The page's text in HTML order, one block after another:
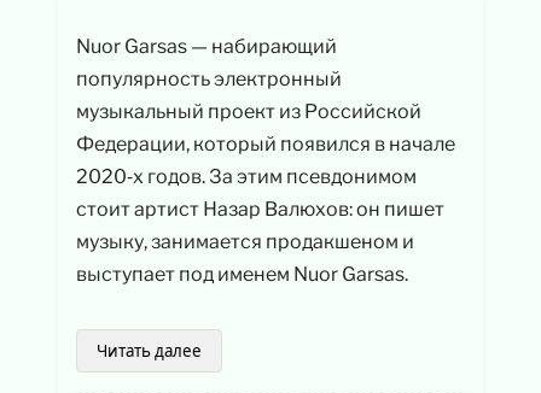
Nuor Garsas — набирающий
популярность электронный
музыкальный проект из Российской
Федерации, который появился в начале
2020‑х годов. За этим псевдонимом
стоит артист Назар Валюхов: он пишет
музыку, занимается продакшеном и
выступает под именем Nuor Garsas.
Читать далее